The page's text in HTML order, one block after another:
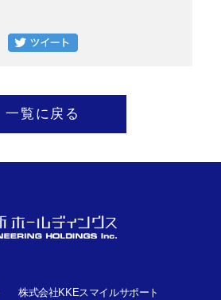
一覧に戻る
株式会社KKEスマイルサポート